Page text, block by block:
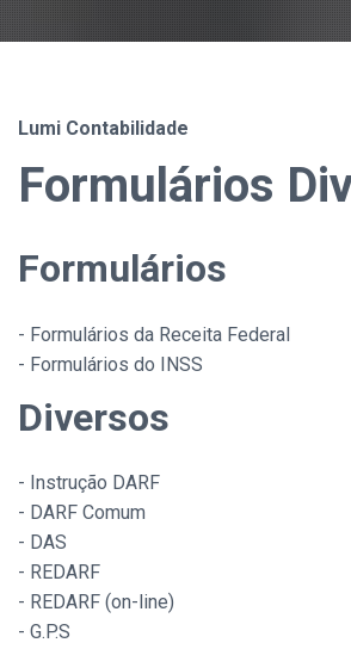
Lumi Contabilidade
Formulários
Formulários
- Formulários da Receita Federal
- Formulários do INSS
Diversos
- Instrução DARF
- DARF Comum
- DAS
- REDARF
- REDARF (on-line)
- G.P.S